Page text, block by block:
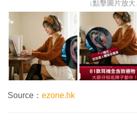
↓點擊圖片放大
Source： ezone.hk